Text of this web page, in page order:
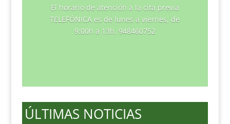
El horario de atención a la cita previa
TELEFÓNICA es de lunes a viernes, de
9:00h a 13h. 948460752
ÚLTIMAS NOTICIAS